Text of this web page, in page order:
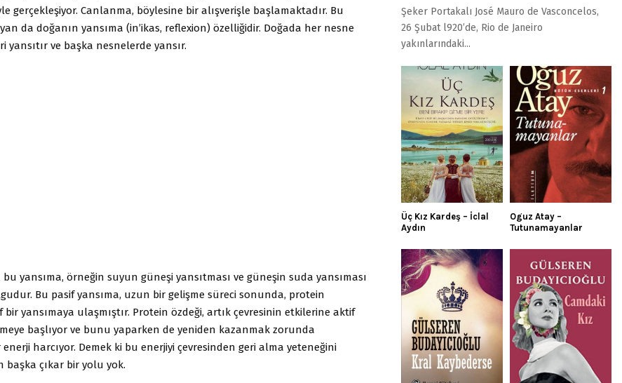
gerçekleşiyor. Canlanma, böylesine bir alışverişle başlamaktadır. Bu
da doğanın yansıma (in’ikas, reflexion) özelliğidir. Doğada her nesne
yansıtır ve başka nesnelerde yansır.
bu yansıma, örneğin suyun güneşi yansıtması ve güneşin suda yansıması
Bu pasif yansıma, uzun bir gelişme süreci sonunda, protein
bir yansımaya ulaşmıştır. Protein özdeği, artık çevresinin etkilerine aktif
başlıyor ve bunu yaparken de yeniden kazanmak zorunda
harcıyor. Demek ki bu enerjiyi çevresinden geri alma yeteneğini
çıkar bir yolu yok.
Şeker Portakalı José Mauro de Vasconcelos,
26 Şubat l920’de, Rio de Janeiro
yakınlarındaki...
Üç Kız Kardeş – İclal
Aydın
Oguz Atay –
Tutunamayanlar